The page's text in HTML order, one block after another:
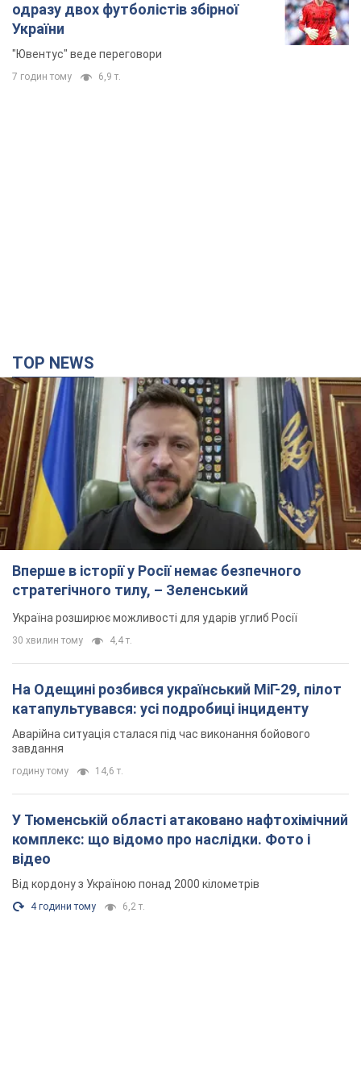
одразу двох футболістів збірної
України
"Ювентус" веде переговори
7 годин тому 6,9 т.
TOP NEWS
Вперше в історії у Росії немає безпечного
стратегічного тилу, – Зеленський
Україна розширює можливості для ударів углиб Росії
30 хвилин тому 4,4 т.
На Одещині розбився український МіГ-29, пілот
катапультувався: усі подробиці інциденту
Аварійна ситуація сталася під час виконання бойового
завдання
годину тому 14,6 т.
У Тюменській області атаковано нафтохімічний
комплекс: що відомо про наслідки. Фото і
відео
Від кордону з Україною понад 2000 кілометрів
4 години тому 6,2 т.